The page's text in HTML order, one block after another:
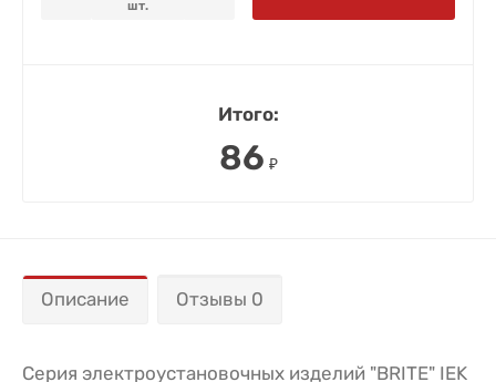
шт.
Итого:
86 ₽
Описание Отзывы 0
Серия электроустановочных изделий "BRITE" IEK